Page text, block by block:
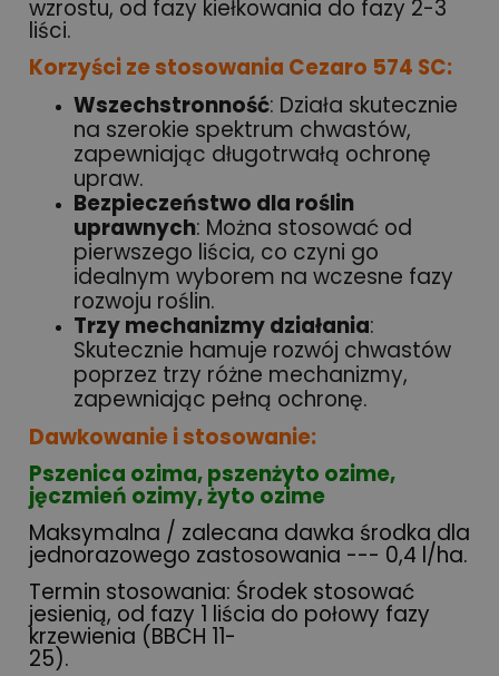
wzrostu, od fazy kiełkowania do fazy 2-3
liści.
Korzyści ze stosowania Cezaro 574 SC:
Wszechstronność: Działa skutecznie
na szerokie spektrum chwastów,
zapewniając długotrwałą ochronę
upraw.
Bezpieczeństwo dla roślin
uprawnych: Można stosować od
pierwszego liścia, co czyni go
idealnym wyborem na wczesne fazy
rozwoju roślin.
Trzy mechanizmy działania:
Skutecznie hamuje rozwój chwastów
poprzez trzy różne mechanizmy,
zapewniając pełną ochronę.
Dawkowanie i stosowanie:
Pszenica ozima, pszenżyto ozime,
jęczmień ozimy, żyto ozime
Maksymalna / zalecana dawka środka dla
jednorazowego zastosowania --- 0,4 l/ha.
Termin stosowania: Środek stosować
jesienią, od fazy 1 liścia do połowy fazy
krzewienia (BBCH 11-
25).